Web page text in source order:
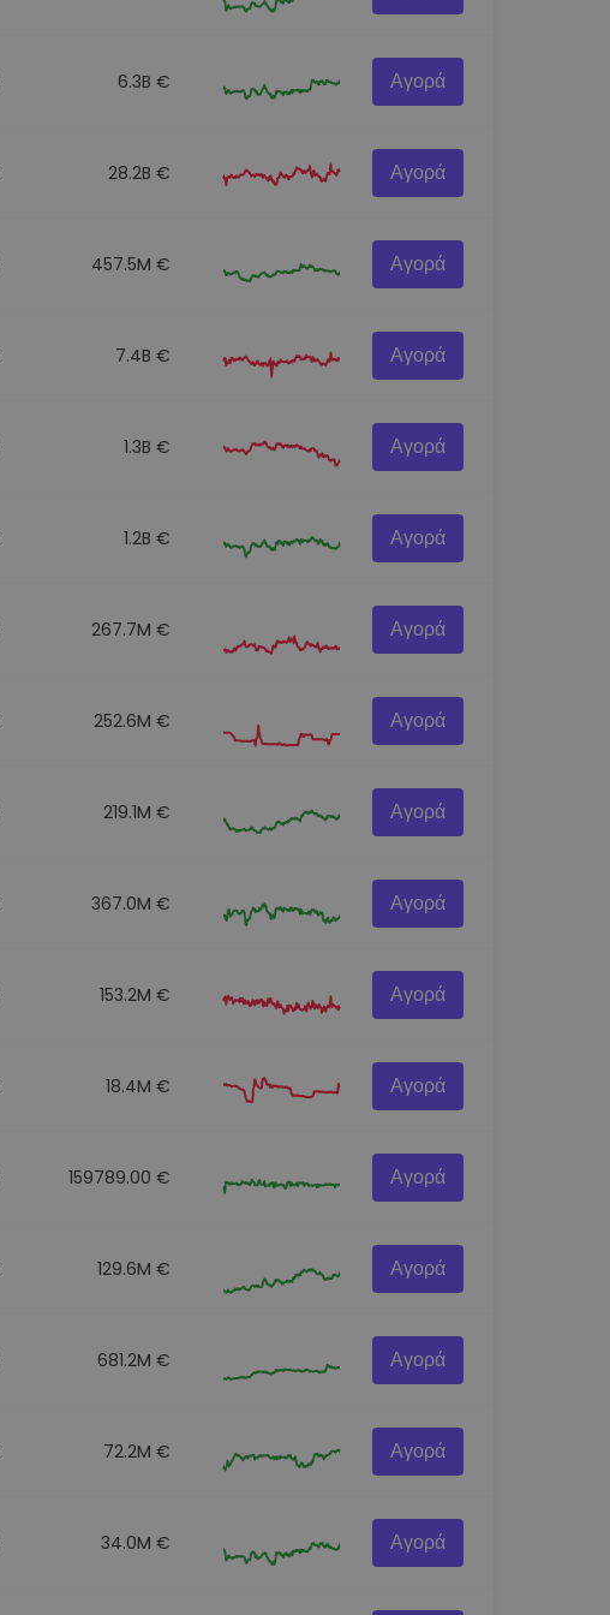
6.3B € Αγορά
28.2B € Αγορά
457.5M € Αγορά
7.4B € Αγορά
1.3B € Αγορά
1.2B € Αγορά
267.7M € Αγορά
252.6M € Αγορά
219.1M € Αγορά
367.0M € Αγορά
153.2M € Αγορά
18.4M € Αγορά
159789.00 € Αγορά
129.6M € Αγορά
681.2M € Αγορά
72.2M € Αγορά
34.0M € Αγορά